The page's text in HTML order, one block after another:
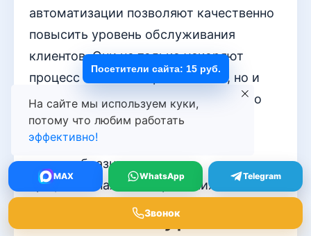
автоматизации позволяют качественно
повысить уровень обслуживания
клиентов. Они не только ускоряют
процесс связи с потребителями, но и
записывают все взаимодействия, что
делает персонализацию и подход к
работе с каждым покупателем
целесообразными и
профессиональными решениями.
Анализ конкурентного
На сайте мы используем куки,
потому что любим работать
эффективно!
MAX WhatsApp Telegram
Звонок
Посетители сайта: 15 руб.